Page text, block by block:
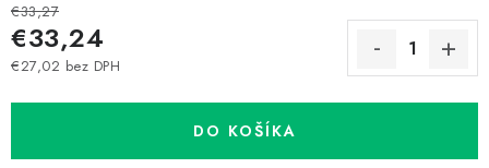
€33,27
€33,24
€27,02 bez DPH
DO KOŠÍKA